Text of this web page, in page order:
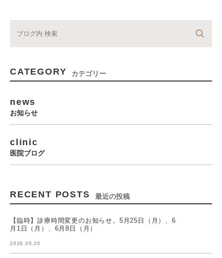
CATEGORY カテゴリー
news
お知らせ
clinic
医院ブログ
RECENT POSTS 最近の投稿
【臨時】診療時間変更のお知らせ。5月25日（月）、6
月1日（月）、6月8日（月）
2026.05.20